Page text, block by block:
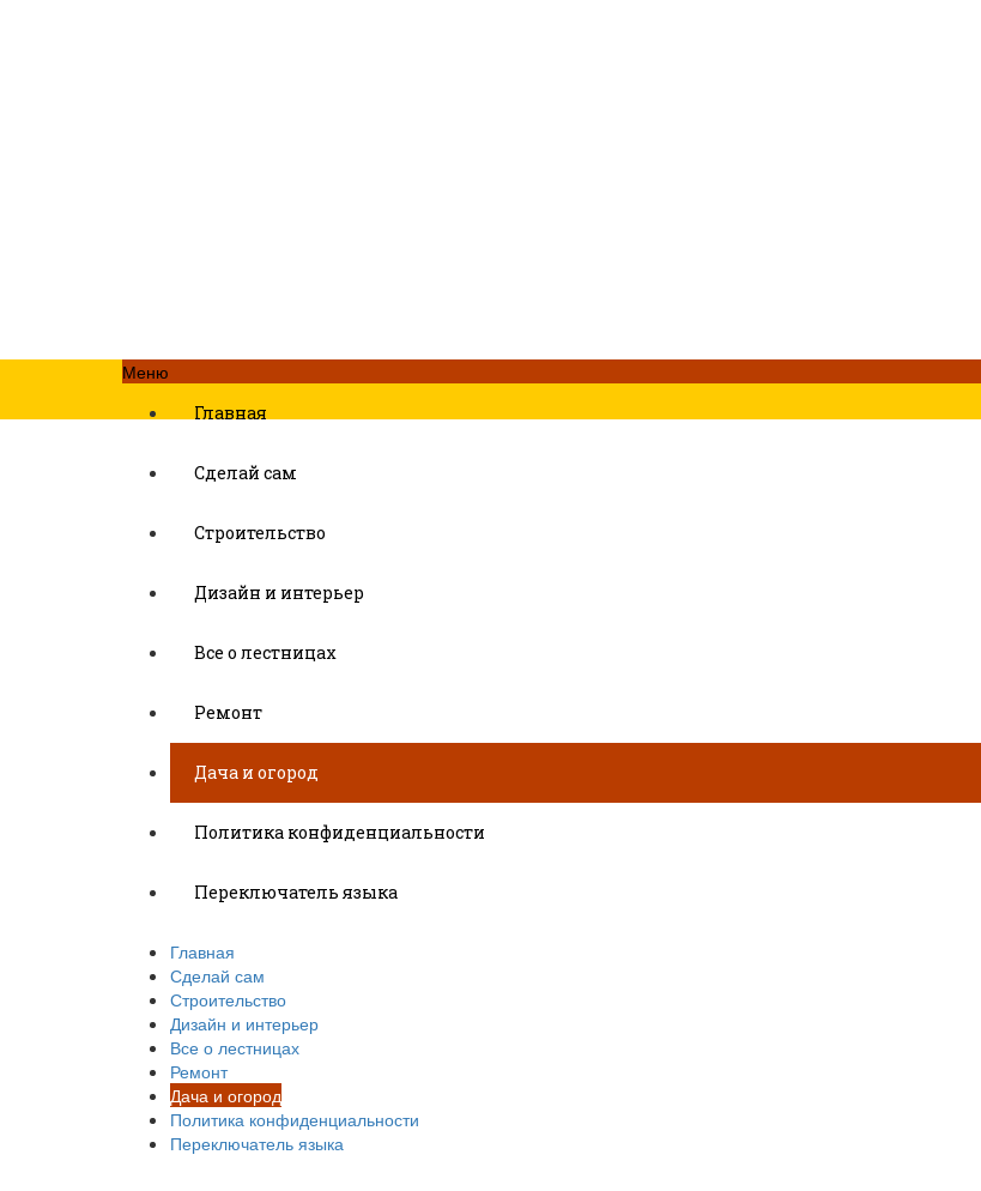
Меню
Главная
Сделай сам
Строительство
Дизайн и интерьер
Все о лестницах
Ремонт
Дача и огород
Политика конфиденциальности
Переключатель языка
Главная
Сделай сам
Строительство
Дизайн и интерьер
Все о лестницах
Ремонт
Дача и огород
Политика конфиденциальности
Переключатель языка